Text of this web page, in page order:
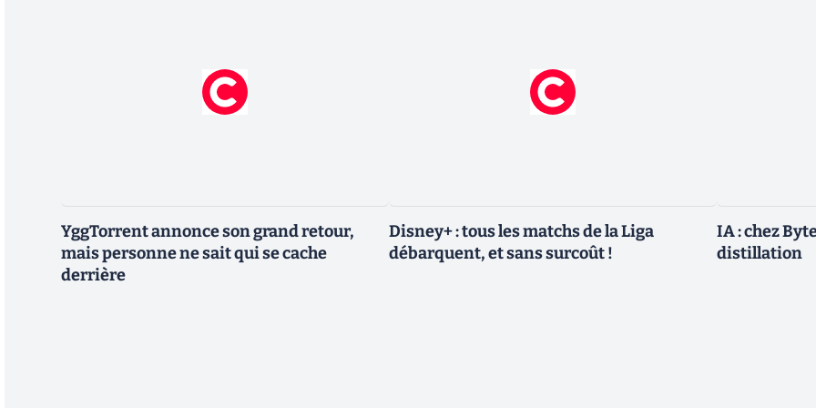
YggTorrent annonce son grand retour,
mais personne ne sait qui se cache
derrière
Disney+ : tous les matchs de la Liga
débarquent, et sans surcoût !
IA : chez
distillation